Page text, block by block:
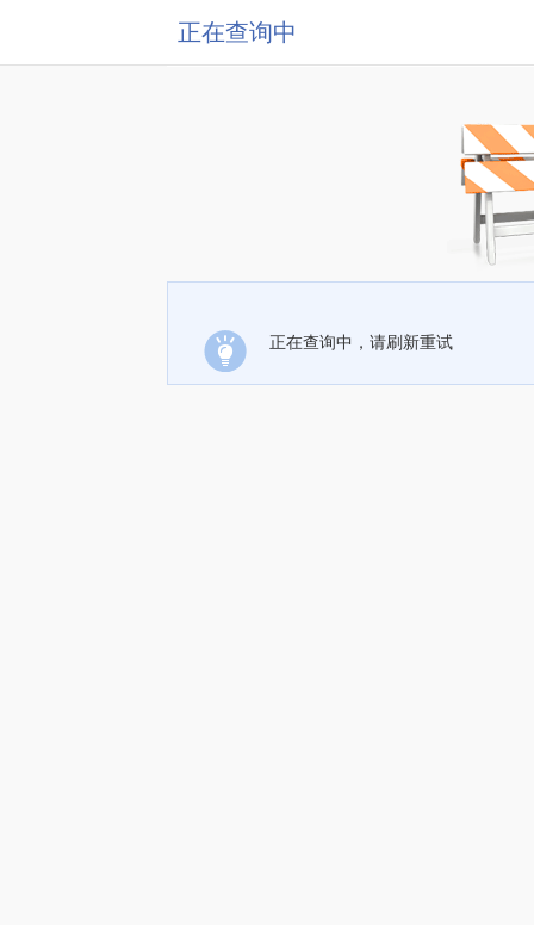
正在查询中
正在查询中，请刷新重试